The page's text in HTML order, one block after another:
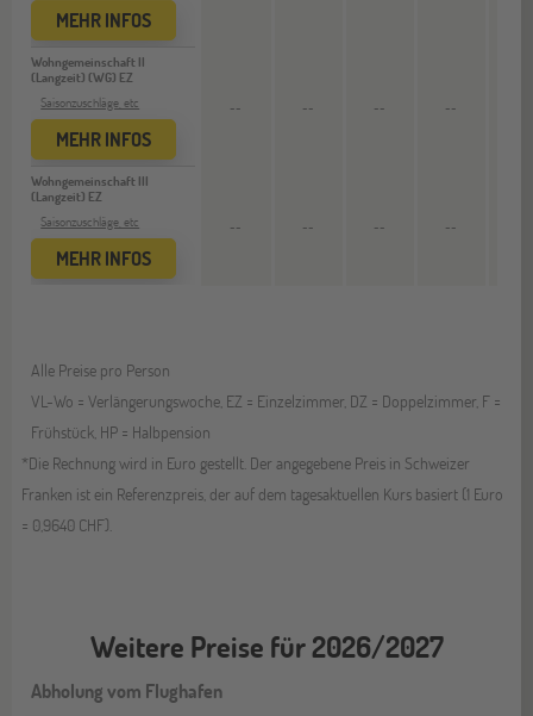
MEHR INFOS
Wohngemeinschaft II
(Langzeit) (WG) EZ
Saisonzuschläge, etc
MEHR INFOS
Wohngemeinschaft III
(Langzeit) EZ
Saisonzuschläge, etc
MEHR INFOS
-- -- -- --
-- -- -- --
Alle Preise pro Person
VL-Wo = Verlängerungswoche, EZ = Einzelzimmer, DZ = Doppelzimmer, F =
Frühstück, HP = Halbpension
*Die Rechnung wird in Euro gestellt. Der angegebene Preis in Schweizer
Franken ist ein Referenzpreis, der auf dem tagesaktuellen Kurs basiert (1 Euro
= 0,9640 CHF).
Weitere Preise für 2026/2027
Abholung vom Flughafen